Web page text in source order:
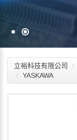
立裕科技有限公司
YASKAWA